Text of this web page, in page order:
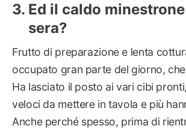
Ed il caldo
sera?
Frutto di preparazione e lenta
occupato gran parte del giorno,
Ha lasciato il posto ai vari cibi
veloci da mettere in tavola e più
Anche perché spesso, prima di